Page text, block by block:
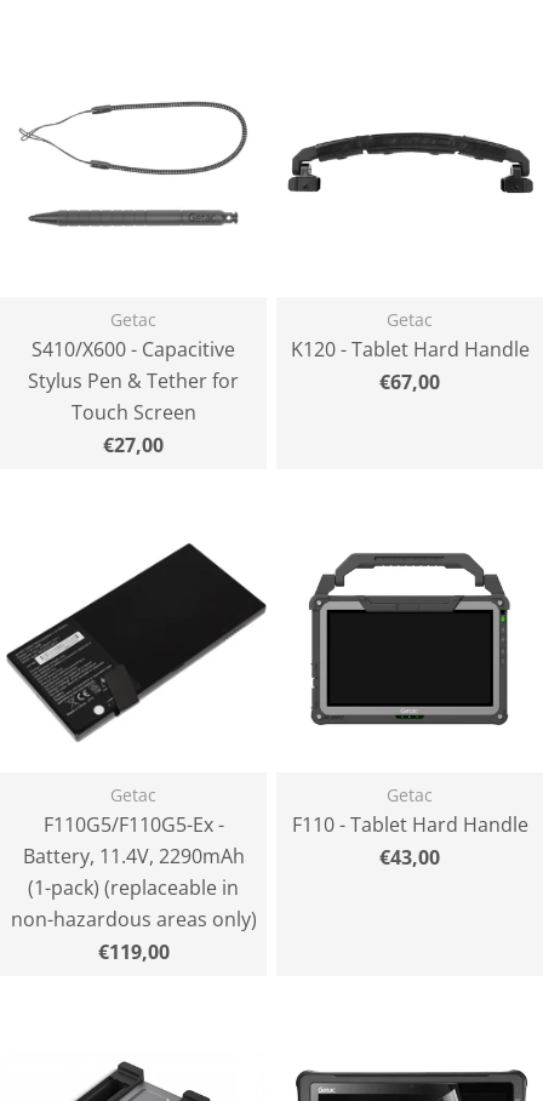
Getac
S410/X600 - Capacitive
Stylus Pen & Tether for
Touch Screen
Normaler
€27,00
Getac
K120 - Tablet Hard Handle
Normaler
€67,00
Getac
F110G5/F110G5-Ex -
Battery, 11.4V, 2290mAh
(1-pack) (replaceable in
non-hazardous areas only)
Normaler
€119,00
Getac
F110 - Tablet Hard Handle
Normaler
€43,00